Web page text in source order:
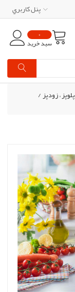
پنل کاربري
0
سبد خرید
پلوپز ، زودپز/